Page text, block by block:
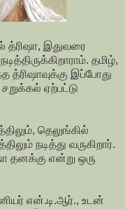
த்ரிஷா, இதுவரை
தமிழ்,
த்ரிஷாவுக்கு இப்போது
ஏற்பட்டு
தெலுங்கில்
நடித்து வருகிறார்.
தனக்கு என்று ஒரு
என்.டி.ஆர்., உடன்